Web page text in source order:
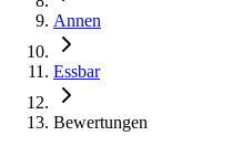
Annen
Essbar
Bewertungen